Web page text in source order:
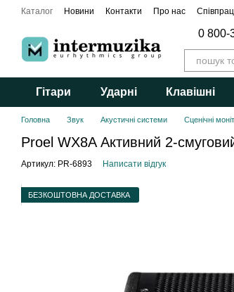
Перейти до основного контенту
Каталог Новини Контакти Про нас
0 800-
Гітари Ударні Клавішні
Головна Звук Акустичні системи Сценічні
Proel WX8A Активний 2-
Артикул: PR-6893 Написати відгук
БЕЗКОШТОВНА ДОСТАВКА